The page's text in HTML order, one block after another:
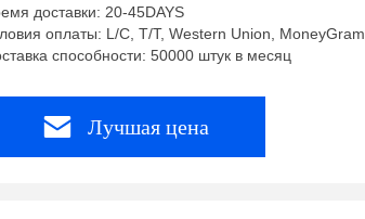
доставки: 20-45DAYS
оплаты: L/C, T/T, Western Union, MoneyGram
способности: 50000 штук в месяц
Лучшая цена